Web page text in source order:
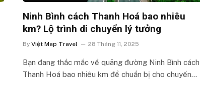
Ninh Bình cách Thanh Hoá bao nhiêu
km? Lộ trình di chuyển lý tưởng
By Việt Map Travel 28 Tháng 11, 2025
Bạn đang thắc mắc về quãng đường Ninh Bình cách
Thanh Hoá bao nhiêu km để chuẩn bị cho chuyến…